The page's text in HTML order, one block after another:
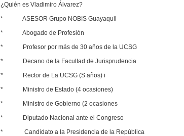
¿Quién es Vladimiro Álvarez?
* ASESOR Grupo NOBIS Guayaquil
* Abogado de Profesión
* Profesor por más de 30 años de la UCSG
* Decano de la Facultad de Jurisprudencia
* Rector de La UCSG (S años) i
* Ministro de Estado (4 ocasiones)
* Ministro de Gobierno (2 ocasiones
* Diputado Nacional ante el Congreso
* Candidato a la Presidencia de la República